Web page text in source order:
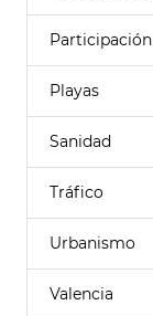
Participación
Playas
Sanidad
Tráfico
Urbanismo
Valencia